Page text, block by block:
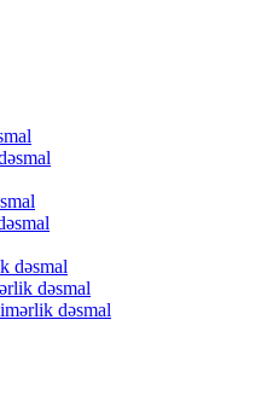
dəsmal
dəsmal
dəsmal